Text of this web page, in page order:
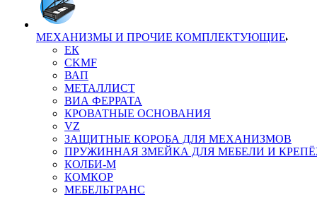
МЕХАНИЗМЫ И ПРОЧИЕ КОМПЛЕКТУЮЩИЕ
ЕК
CKMF
ВАП
МЕТАЛЛИСТ
ВИА ФЕРРАТА
КРОВАТНЫЕ ОСНОВАНИЯ
VZ
ЗАЩИТНЫЕ КОРОБА ДЛЯ МЕХАНИЗМОВ
ПРУЖИННАЯ ЗМЕЙКА ДЛЯ МЕБЕЛИ И
КОЛБИ-М
КОМКОР
МЕБЕЛЬТРАНС